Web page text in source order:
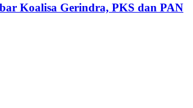
Koalisa Gerindra, PKS dan PAN